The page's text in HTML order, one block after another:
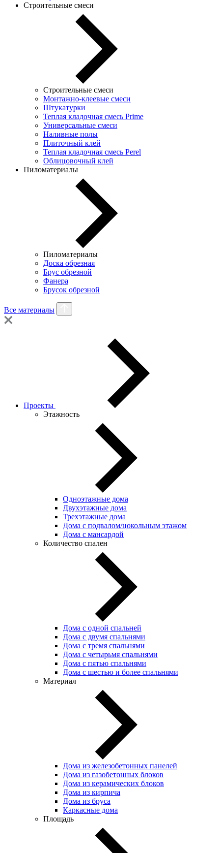
Строительные смеси
Строительные смеси
Монтажно-клеевые смеси
Штукатурки
Теплая кладочная смесь Prime
Универсальные смеси
Наливные полы
Плиточный клей
Теплая кладочная смесь Perel
Облицовочный клей
Пиломатериалы
Пиломатериалы
Доска обрезная
Брус обрезной
Фанера
Брусок обрезной
Все материалы
Проекты
Этажность
Одноэтажные дома
Двухэтажные дома
Трехэтажные дома
Дома с подвалом/цокольным этажом
Дома с мансардой
Количество спален
Дома с одной спальней
Дома с двумя спальнями
Дома с тремя спальнями
Дома с четырьмя спальнями
Дома с пятью спальнями
Дома с шестью и более спальнями
Материал
Дома из железобетонных панелей
Дома из газобетонных блоков
Дома из керамических блоков
Дома из кирпича
Дома из бруса
Каркасные дома
Площадь